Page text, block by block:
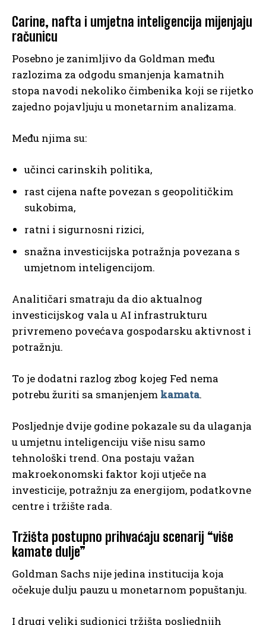
Carine, nafta i umjetna inteligencija mijenjaju
računicu
Posebno je zanimljivo da Goldman među
razlozima za odgodu smanjenja kamatnih
stopa navodi nekoliko čimbenika koji se rijetko
zajedno pojavljuju u monetarnim analizama.
Među njima su:
učinci carinskih politika,
rast cijena nafte povezan s geopolitičkim
sukobima,
ratni i sigurnosni rizici,
snažna investicijska potražnja povezana s
umjetnom inteligencijom.
Analitičari smatraju da dio aktualnog
investicijskog vala u AI infrastrukturu
privremeno povećava gospodarsku aktivnost i
potražnju.
To je dodatni razlog zbog kojeg Fed nema
potrebu žuriti sa smanjenjem kamata.
Posljednje dvije godine pokazale su da ulaganja
u umjetnu inteligenciju više nisu samo
tehnološki trend. Ona postaju važan
makroekonomski faktor koji utječe na
investicije, potražnju za energijom, podatkovne
centre i tržište rada.
Tržišta postupno prihvaćaju scenarij “više
kamate dulje”
Goldman Sachs nije jedina institucija koja
očekuje dulju pauzu u monetarnom popuštanju.
I drugi veliki sudionici tržišta posljednjih